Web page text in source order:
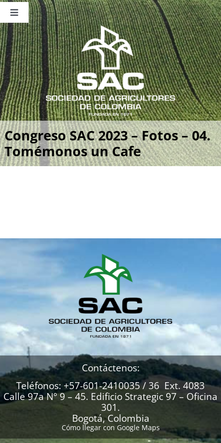
Saltar
contenido
Toggle
Navigation
Nosotros
Publicaciones
Sala de Prensa
Eventos
Congreso SAC 2023 – Fotos – 04.
Tomémonos un Cafe
Contáctenos:
Teléfonos: +57-601-2410035 / 36 Ext. 4083
Calle 97a N° 9 – 45. Edificio Strategic 97 – Oficina
301.
Bogotá, Colombia
Cómo llegar con Google Maps